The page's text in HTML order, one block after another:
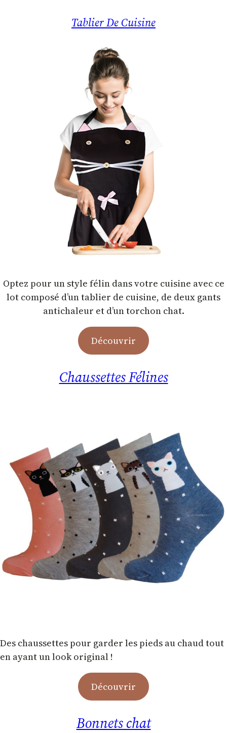
Tablier De Cuisine
Optez pour un style félin dans votre cuisine avec ce
lot composé d’un tablier de cuisine, de deux gants
antichaleur et d’un torchon chat.
Découvrir
Chaussettes Félines
Des chaussettes pour garder les pieds au chaud tout
en ayant un look original !
Découvrir
Bonnets chat